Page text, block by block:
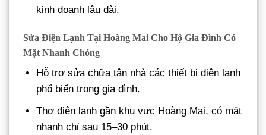
kinh doanh lâu dài.
Sửa Điện Lạnh Tại Hoàng Mai Cho Hộ Gia Đình Có
Mặt Nhanh Chóng
Hỗ trợ sửa chữa tận nhà các thiết bị điện lạnh
phổ biến trong gia đình.
Thợ điện lạnh gần khu vực Hoàng Mai, có mặt
nhanh chỉ sau 15–30 phút.